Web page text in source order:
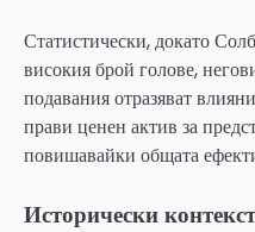
Статистически, докато
високия брой голове,
подавания отразяват
прави ценен актив за
повишавайки общата
Исторически